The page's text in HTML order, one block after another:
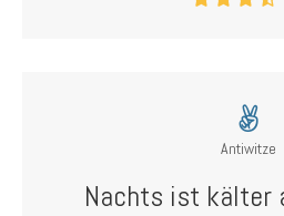
Antiwitze
Nachts ist kälter